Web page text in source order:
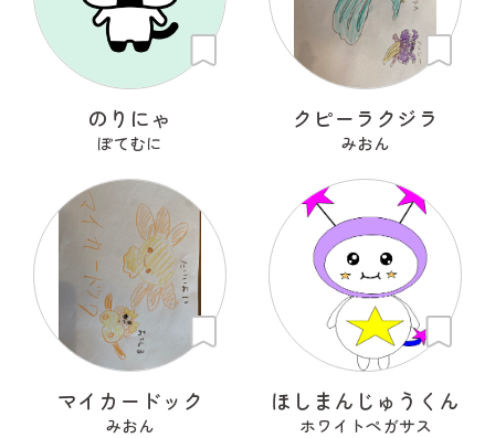
のりにゃ
ぽてむに
クピーラクジラ
みおん
マイカードック
みおん
ほしまんじゅうくん
ホワイトペガサス